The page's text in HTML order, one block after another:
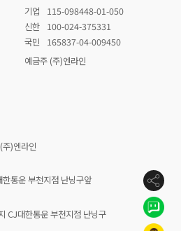
기업
115-098448-01-050
신한
100-024-375331
국민
165837-04-009450
예금주 (주)엔라인
)엔라인
통운 부천지점 난닝구앞
CJ대한통운 부천지점 난닝구